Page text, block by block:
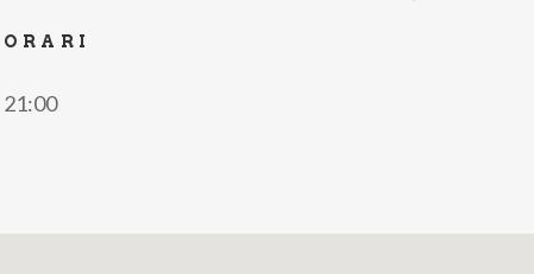
ORARI
21:00